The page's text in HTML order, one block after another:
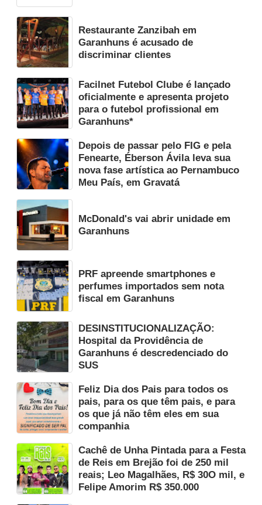
Restaurante Zanzibah em
Garanhuns é acusado de
discriminar clientes
Facilnet Futebol Clube é lançado
oficialmente e apresenta projeto
para o futebol profissional em
Garanhuns*
Depois de passar pelo FIG e pela
Fenearte, Éberson Ávila leva sua
nova fase artística ao Pernambuco
Meu País, em Gravatá
McDonald's vai abrir unidade em
Garanhuns
PRF apreende smartphones e
perfumes importados sem nota
fiscal em Garanhuns
DESINSTITUCIONALIZAÇÃO:
Hospital da Providência de
Garanhuns é descredenciado do
SUS
Feliz Dia dos Pais para todos os
pais, para os que têm pais, e para
os que já não têm eles em sua
companhia
Cachê de Unha Pintada para a Festa
de Reis em Brejão foi de 250 mil
reais; Leo Magalhães, R$ 30O mil, e
Felipe Amorim R$ 350.000